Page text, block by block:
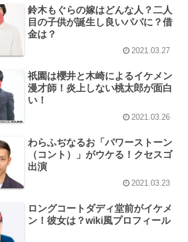
鈴木もぐらの嫁はどんな人？二人
目の子供が誕生し良いパパに？借
金は？
2021.03.27
祇園は櫻井と木崎によるイケメン
漫才師！炎上しない桃太郎が面白
い！
2021.03.26
わらふぢなるお「パワーストーン
（コント）」がウケる！クセスゴ
出演
2021.03.23
ロングコートダディ堂前がイケメ
ン！彼女は？wiki風プロフィール